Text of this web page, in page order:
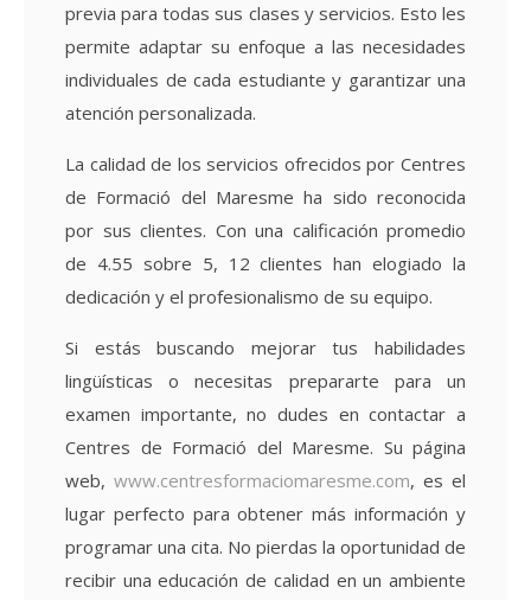
previa para todas sus clases y servicios. Esto les
permite adaptar su enfoque a las necesidades
individuales de cada estudiante y garantizar una
atención personalizada.
La calidad de los servicios ofrecidos por Centres
de Formació del Maresme ha sido reconocida
por sus clientes. Con una calificación promedio
de 4.55 sobre 5, 12 clientes han elogiado la
dedicación y el profesionalismo de su equipo.
Si estás buscando mejorar tus habilidades
lingüísticas o necesitas prepararte para un
examen importante, no dudes en contactar a
Centres de Formació del Maresme. Su página
web, www.centresformaciomaresme.com, es el
lugar perfecto para obtener más información y
programar una cita. No pierdas la oportunidad de
recibir una educación de calidad en un ambiente